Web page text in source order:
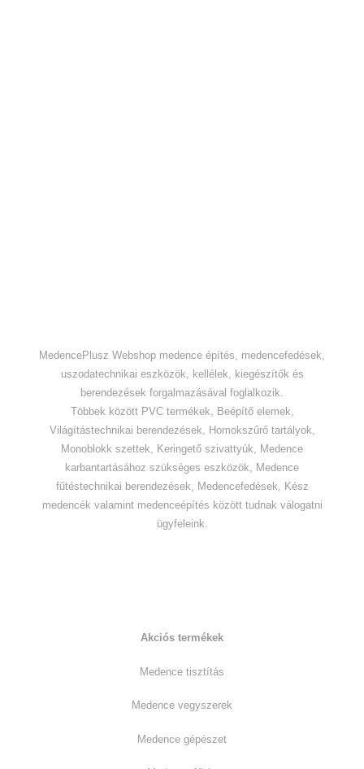
MedencePlusz Webshop medence építés, medencefedések,
uszodatechnikai eszközök, kellélek, kiegészítők és
berendezések forgalmazásával foglalkozik.
Többek között PVC termékek, Beépítő elemek,
Világítástechnikai berendezések, Homokszűrő tartályok,
Monoblokk szettek, Keringető szivattyúk, Medence
karbantartásához szükséges eszközök, Medence
fűtéstechnikai berendezések, Medencefedések, Kész
medencék valamint medenceépítés között tudnak válogatni
ügyfeleink.
Akciós termékek
Medence tisztítás
Medence vegyszerek
Medence gépészet